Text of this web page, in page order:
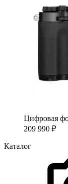
Цифровая
209 990 ₽
Каталог